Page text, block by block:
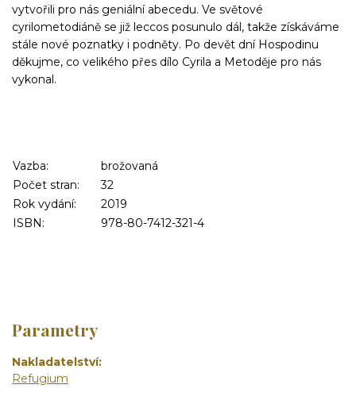
vytvořili pro nás ge­niální abecedu. Ve světové
cyrilometodiáně se již leccos posunulo dál, takže získáváme
stále nové poznatky i podněty. Po devět dní Hospodinu
děkujme, co velikého přes dílo Cyrila a Metoděje pro nás
vykonal.
Vazba:
brožovaná
Počet stran:
32
Rok vydání:
2019
ISBN:
978-80-7412-321-4
Parametry
Nakladatelství
Refugium